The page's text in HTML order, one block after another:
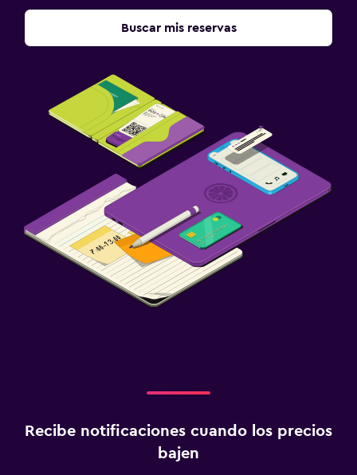
Buscar mis reservas
Recibe notificaciones cuando los precios
bajen